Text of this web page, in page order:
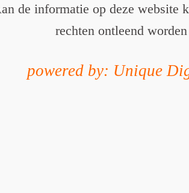
de informatie op deze website
rechten ontleend worden
powered by: Unique